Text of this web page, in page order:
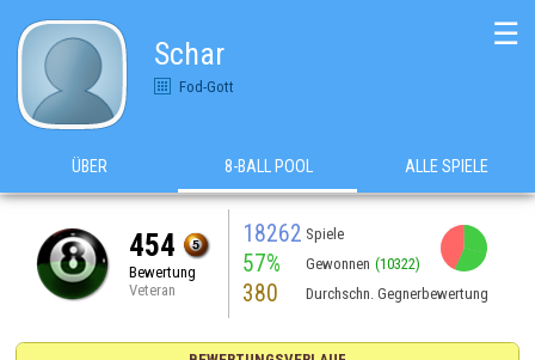
Schar
Fod-Gott
☰
ÜBER 8-BALL POOL ALLE SPIELE
454
Bewertung
Veteran
18262 Spiele
57% Gewonnen (10322)
380 Durchschn. Gegnerbewertung